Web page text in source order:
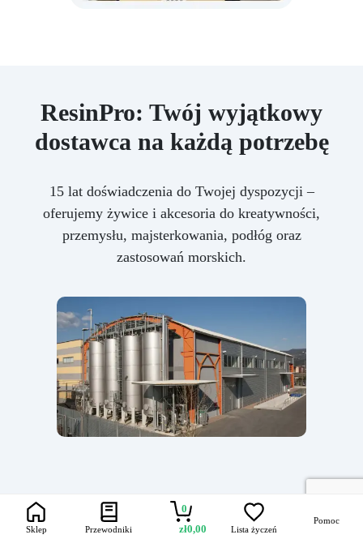
ResinPro: Twój wyjątkowy
dostawca na każdą potrzebę
15 lat doświadczenia do Twojej dyspozycji –
oferujemy żywice i akcesoria do kreatywności,
przemysłu, majsterkowania, podłóg oraz
zastosowań morskich.
Sklep Przewodniki
0
zł0,00 Lista życzeń
Pomoc